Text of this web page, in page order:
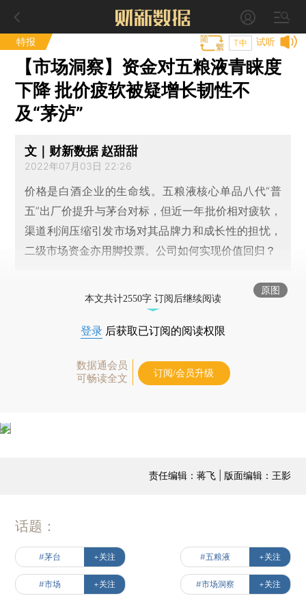
特报 试听
T中
【市场洞察】资金对五粮液青睐度
下降 批价疲软被疑增长韧性不
及“茅泸”
文｜财新数据 赵甜甜
2022年07月03日 22:26
价格是白酒企业的生命线。五粮液核心单品八代“普
五”出厂价提升与茅台对标，但近一年批价相对疲软，
渠道利润压缩引发市场对其品牌力和成长性的担忧，
二级市场资金亦用脚投票。公司如何实现价值回归？
原图
本文共计2550字 订阅后继续阅读
登录 后获取已订阅的阅读权限
数据通会员
可畅读全文
订阅/会员升级
责任编辑：蒋飞 | 版面编辑：王影
话题：
#茅台 +关注 #五粮液 +关注
#市场 +关注 #市场洞察 +关注